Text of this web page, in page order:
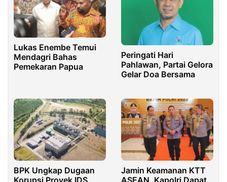
Lukas Enembe Temui
Mendagri Bahas
Pemekaran Papua
Peringati Hari
Pahlawan, Partai Gelora
Gelar Doa Bersama
BPK Ungkap Dugaan
Korupsi Proyek IDS
Jamin Keamanan KTT
ASEAN, Kapolri Dapat